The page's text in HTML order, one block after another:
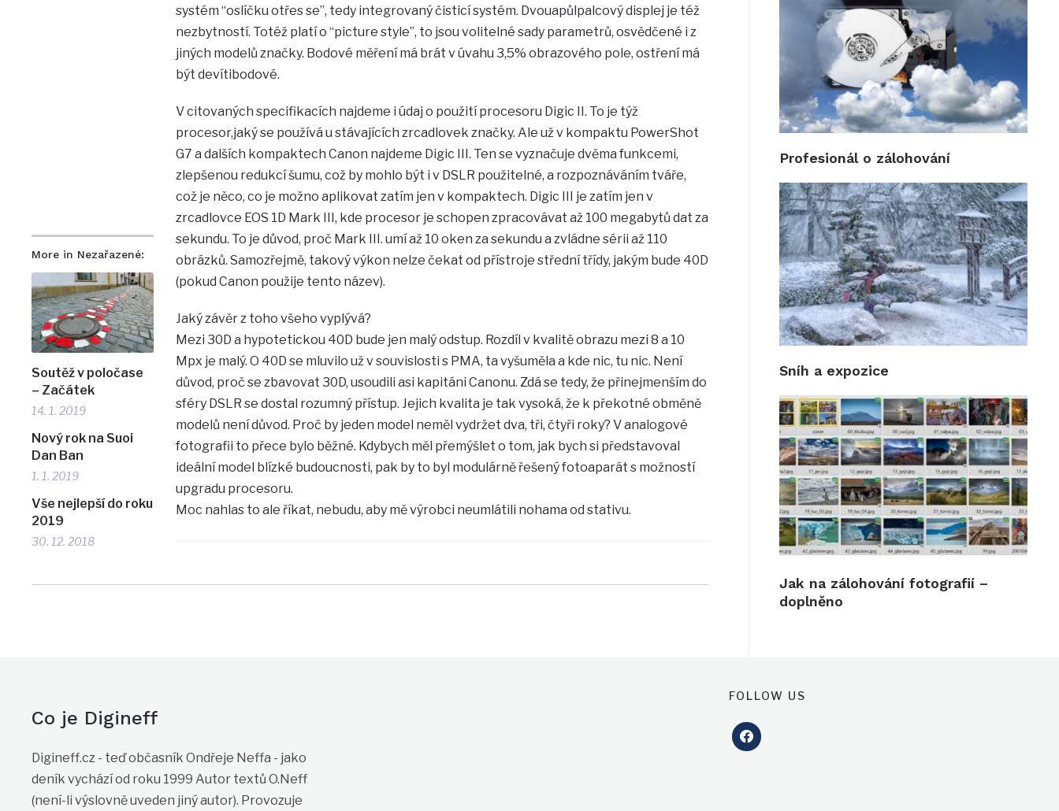
More in Nezařazené:
Soutěž v poločase
– Začátek
14. 1. 2019
Nový rok na Suoi
Dan Ban
1. 1. 2019
Vše nejlepší do roku
2019
30. 12. 2018
systém “oslíčku otřes se”, tedy integrovaný čisticí systém. Dvouapůlpalcový displej je též
nezbytností. Totéž platí o “picture style”, to jsou volitelné sady parametrů, osvědčené i z
jiných modelů značky. Bodové měření má brát v úvahu 3,5% obrazového pole, ostření má
být devítibodové.
V citovaných specifikacích najdeme i údaj o použití procesoru Digic II. To je týž
procesor,jaký se používá u stávajících zrcadlovek značky. Ale už v kompaktu PowerShot
G7 a dalších kompaktech Canon najdeme Digic III. Ten se vyznačuje dvěma funkcemi,
zlepšenou redukcí šumu, což by mohlo být i v DSLR použitelné, a rozpoznáváním tváře,
což je něco, co je možno aplikovat zatím jen v kompaktech. Digic III je zatím jen v
zrcadlovce EOS 1D Mark III, kde procesor je schopen zpracovávat až 100 megabytů dat za
sekundu. To je důvod, proč Mark III. umí až 10 oken za sekundu a zvládne sérii až 110
obrázků. Samozřejmě, takový výkon nelze čekat od přístroje střední třídy, jakým bude 40D
(pokud Canon použije tento název).
Jaký závěr z toho všeho vyplývá?
Mezi 30D a hypotetickou 40D bude jen malý odstup. Rozdíl v kvalitě obrazu mezi 8 a 10
Mpx je malý. O 40D se mluvilo už v souvislosti s PMA, ta vyšuměla a kde nic, tu nic. Není
důvod, proč se zbavovat 30D, usoudili asi kapitáni Canonu. Zdá se tedy, že přinejmenším do
sféry DSLR se dostal rozumný přístup. Jejich kvalita je tak vysoká, že k překotné obměně
modelů není důvod. Proč by jeden model neměl vydržet dva, tři, čtyři roky? V analogové
fotografii to přece bylo běžné. Kdybych měl přemýšlet o tom, jak bych si představoval
ideální model blízké budoucnosti, pak by to byl modulárně řešený fotoaparát s možností
upgradu procesoru.
Moc nahlas to ale říkat, nebudu, aby mě výrobci neumlátili nohama od stativu.
Profesionál o zálohování
Sníh a expozice
Jak na zálohování fotografií –
doplněno
Co je Digineff
Digineff.cz - teď občasník Ondřeje Neffa - jako
deník vychází od roku 1999 Autor textů O.Neff
(není-li výslovně uveden jiný autor). Provozuje
FOLLOW US
facebook